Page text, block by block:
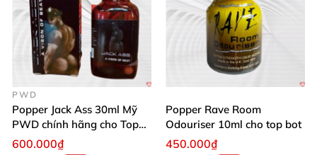
PWD
Popper Jack Ass 30ml Mỹ
PWD chính hãng cho Top
Bot
600.000₫
Popper Rave Room
Odouriser 10ml cho top bot
450.000₫